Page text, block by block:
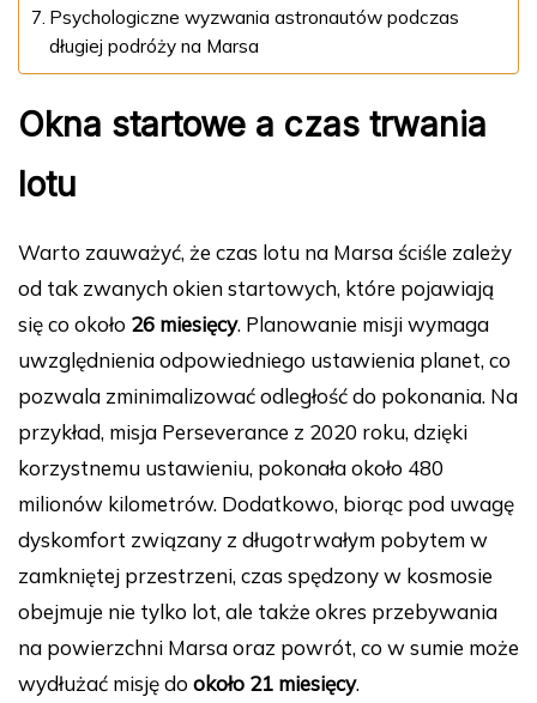
Psychologiczne wyzwania astronautów podczas
długiej podróży na Marsa
Okna startowe a czas trwania
lotu
Warto zauważyć, że czas lotu na Marsa ściśle zależy
od tak zwanych okien startowych, które pojawiają
się co około 26 miesięcy. Planowanie misji wymaga
uwzględnienia odpowiedniego ustawienia planet, co
pozwala zminimalizować odległość do pokonania. Na
przykład, misja Perseverance z 2020 roku, dzięki
korzystnemu ustawieniu, pokonała około 480
milionów kilometrów. Dodatkowo, biorąc pod uwagę
dyskomfort związany z długotrwałym pobytem w
zamkniętej przestrzeni, czas spędzony w kosmosie
obejmuje nie tylko lot, ale także okres przebywania
na powierzchni Marsa oraz powrót, co w sumie może
wydłużać misję do około 21 miesięcy.